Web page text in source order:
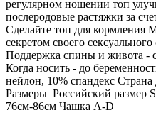
регулярном ношении топ
послеродовые растяжки за
Сделайте топ для кормления
секретом своего
Поддержка спины и живота -
Когда носить - до
нейлон, 10% спандекс
Размеры Российский размер
76см-